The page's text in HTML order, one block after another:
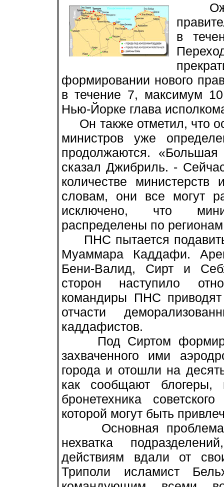
в
формировании нового
в течение 7, максимум
Нью-Йорке глава
Он также отметил, что
министров уже
продолжаются.
сказал Джибриль. -
количестве
словам, они все могут
исключено, что
распределены по
ПНС пытается подавить
Муаммара Каддафи.
Бени-Валид, Сирт и
сторон наступило
командиры ПНС
отчасти
каддафистов.
Под Сиртом
захваченного ими
города и отошли на
как сообщают блогеры,
бронетехника
которой могут быть
Основная проблема
нехватка
действиям вдали от
Триполи исламист